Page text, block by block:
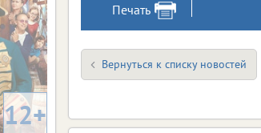
Печать
Вернуться к списку новостей
12+